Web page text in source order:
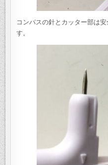
コンパスの針とカッター部は
す。